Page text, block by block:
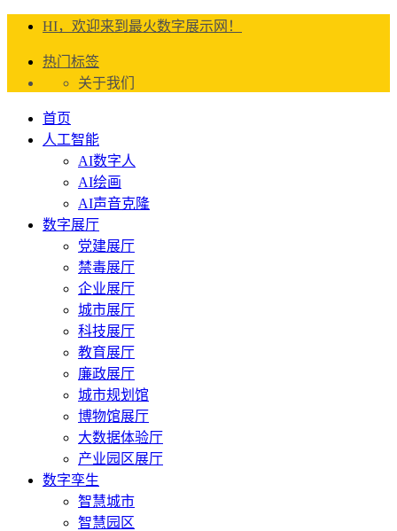
HI，欢迎来到最火数字展示网！
热门标签
关于我们
首页
人工智能
AI数字人
AI绘画
AI声音克隆
数字展厅
党建展厅
禁毒展厅
企业展厅
城市展厅
科技展厅
教育展厅
廉政展厅
城市规划馆
博物馆展厅
大数据体验厅
产业园区展厅
数字孪生
智慧城市
智慧园区